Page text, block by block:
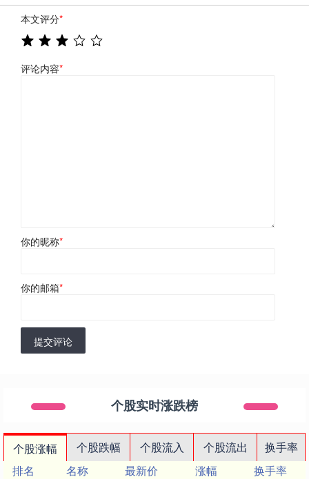
本文评分*
评论内容*
你的昵称*
你的邮箱*
提交评论
个股实时涨跌榜
个股涨幅 个股跌幅 个股流入 个股流出
换手率
排名
名称 最新价 涨幅
换手率